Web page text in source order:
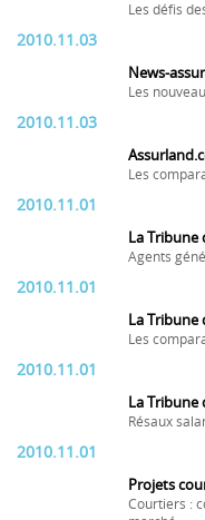
Les défis
2010.11.03
News-
Les
2010.11.03
Les
2010.11.01
La Tribune
Agents
2010.11.01
La Tribune
Les
2010.11.01
La Tribune
Résaux
2010.11.01
Projets
Courtiers :